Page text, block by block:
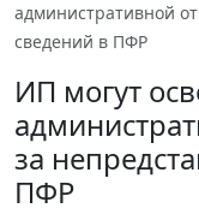
административной
сведений в ПФР
ИП могут
за
ПФР